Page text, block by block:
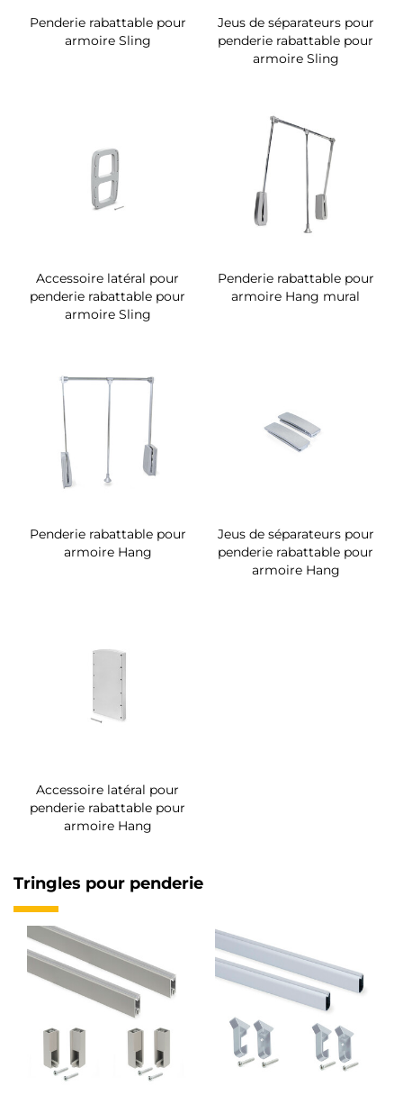
Penderie rabattable pour
armoire Sling
Jeus de séparateurs pour
penderie rabattable pour
armoire Sling
Accessoire latéral pour
penderie rabattable pour
armoire Sling
Penderie rabattable pour
armoire Hang mural
Penderie rabattable pour
armoire Hang
Jeus de séparateurs pour
penderie rabattable pour
armoire Hang
Accessoire latéral pour
penderie rabattable pour
armoire Hang
Tringles pour penderie